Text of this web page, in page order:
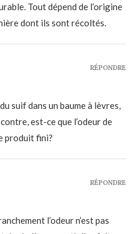
Tout dépend de l’origine
dont ils sont récoltés.
suif dans un baume à lèvres,
est-ce que l’odeur de
produit fini?
RÉPONDRE
l’odeur n’est pas
RÉPONDRE